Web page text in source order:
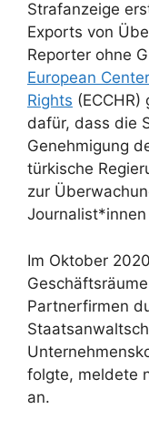
Strafanzeige
Exports von
Reporter ohne
European
Rights
dafür, dass die
Genehmigung
türkische
zur
Im Oktober
Partnerfirmen
folgte, meldete
an.